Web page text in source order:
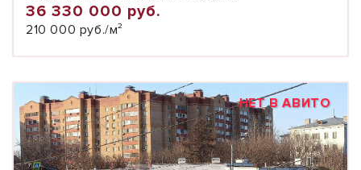
36 330 000 руб.
210 000 руб./м²
НЕТ В АВИТО